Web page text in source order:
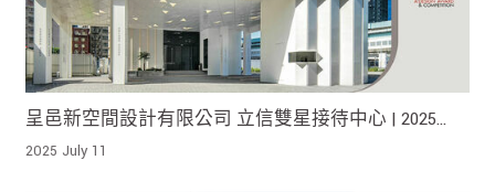
呈邑新空間設計有限公司 立信雙星接待中心 | 2025
Bronze A' Design Award 榮獲銅獎!
2025 July 11